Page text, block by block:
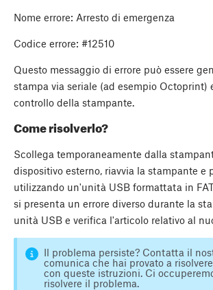
Nome errore: Arresto di emergenza
Codice errore: #12510
Questo messaggio di errore può essere
stampa via seriale (ad esempio Octoprint)
controllo della stampante.
Come risolverlo?
Scollega temporaneamente dalla
dispositivo esterno, riavvia la stampante e
utilizzando un'unità USB formattata in
si presenta un errore diverso durante la
unità USB e verifica l'articolo relativo al
Il problema persiste? Contatta il
comunica che hai provato a
con queste istruzioni. Ci
risolvere il problema.